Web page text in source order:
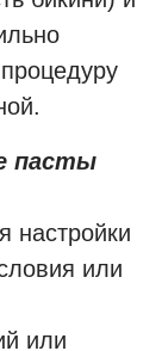
пасты
настройки
или
или